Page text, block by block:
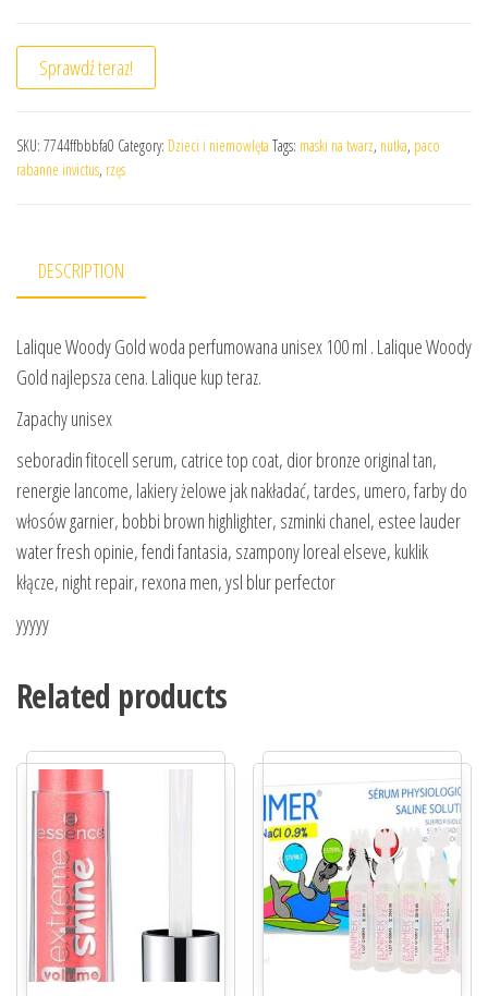
Sprawdź teraz!
SKU: 7744ffbbbfa0 Category: Dzieci i niemowlęta Tags: maski na twarz, nutka, paco
rabanne invictus, rzęs
DESCRIPTION
Lalique Woody Gold woda perfumowana unisex 100 ml . Lalique Woody
Gold najlepsza cena. Lalique kup teraz.
Zapachy unisex
seboradin fitocell serum, catrice top coat, dior bronze original tan,
renergie lancome, lakiery żelowe jak nakładać, tardes, umero, farby do
włosów garnier, bobbi brown highlighter, szminki chanel, estee lauder
water fresh opinie, fendi fantasia, szampony loreal elseve, kuklik
kłącze, night repair, rexona men, ysl blur perfector
yyyyy
Related products